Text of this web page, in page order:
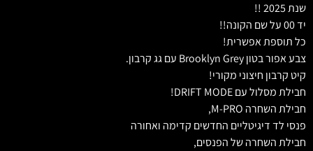
שנת 2025 !!
יד 00 על שם הקונה!!
כל תוספת אפשרית!
צבע אפור בטון Brooklyn Grey עם גג קרבון.
קיט קרבון חיצוני מקורי!
חבילת מסלול עם DRIFT MODE!
חבילת השחרה M-PRO,
פנסי לד דיגיטליים החדשים קדימה ואחורה
חבילת השחרה של הפנסים,